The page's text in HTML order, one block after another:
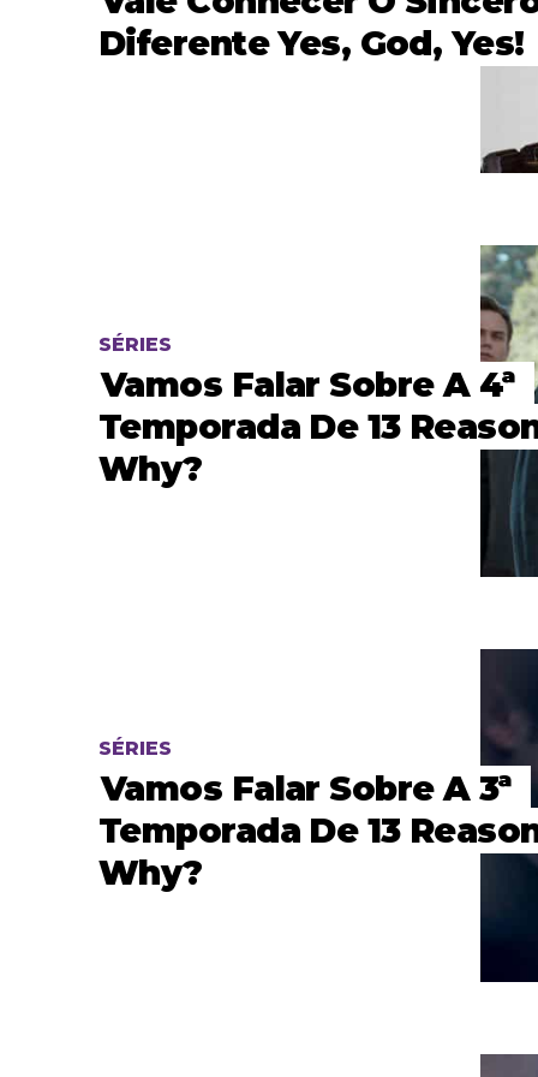
Diferente Yes, God, Yes!
SÉRIES
Vamos Falar Sobre A 4ª
Temporada De 13
Why?
SÉRIES
Vamos Falar Sobre A 3ª
Temporada De 13
Why?